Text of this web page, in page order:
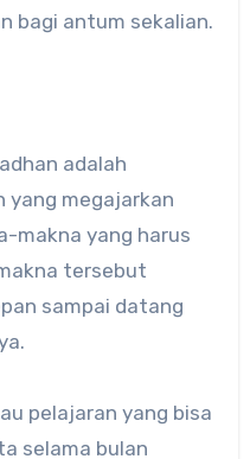
bagi antum sekalian.
adalah
yang megajarkan
makna yang harus
tersebut
sampai datang
pelajaran yang bisa
selama bulan